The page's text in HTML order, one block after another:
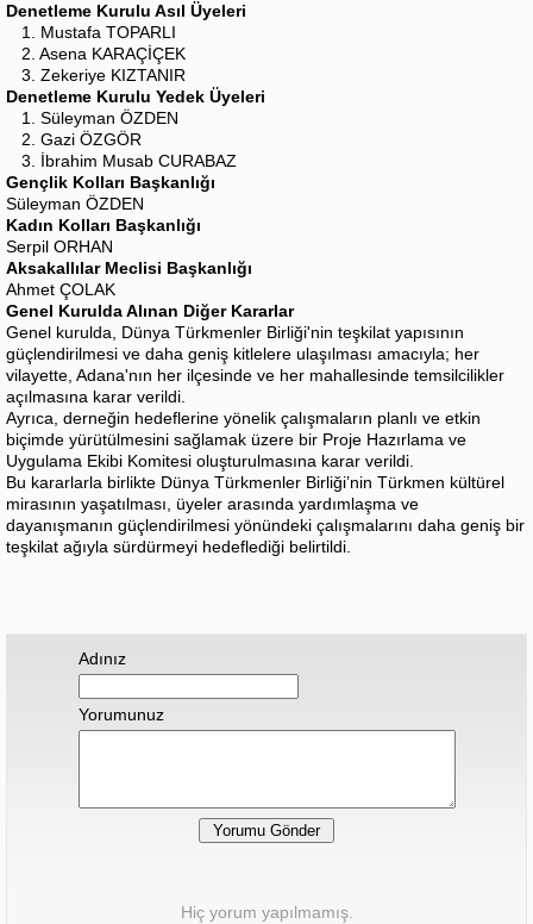
Denetleme Kurulu Asıl Üyeleri
1. Mustafa TOPARLI
2. Asena KARAÇİÇEK
3. Zekeriye KIZTANIR
Denetleme Kurulu Yedek Üyeleri
1. Süleyman ÖZDEN
2. Gazi ÖZGÖR
3. İbrahim Musab CURABAZ
Gençlik Kolları Başkanlığı
Süleyman ÖZDEN
Kadın Kolları Başkanlığı
Serpil ORHAN
Aksakallılar Meclisi Başkanlığı
Ahmet ÇOLAK
Genel Kurulda Alınan Diğer Kararlar
Genel kurulda, Dünya Türkmenler Birliği'nin teşkilat yapısının
güçlendirilmesi ve daha geniş kitlelere ulaşılması amacıyla; her
vilayette, Adana'nın her ilçesinde ve her mahallesinde temsilcilikler
açılmasına karar verildi.
Ayrıca, derneğin hedeflerine yönelik çalışmaların planlı ve etkin
biçimde yürütülmesini sağlamak üzere bir Proje Hazırlama ve
Uygulama Ekibi Komitesi oluşturulmasına karar verildi.
Bu kararlarla birlikte Dünya Türkmenler Birliği’nin Türkmen kültürel
mirasının yaşatılması, üyeler arasında yardımlaşma ve
dayanışmanın güçlendirilmesi yönündeki çalışmalarını daha geniş bir
teşkilat ağıyla sürdürmeyi hedeflediği belirtildi.
Adınız
Yorumunuz
Hiç yorum yapılmamış.